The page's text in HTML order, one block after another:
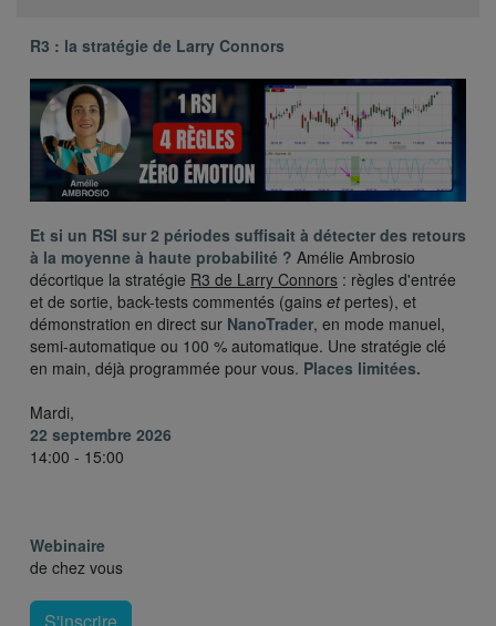
R3 : la stratégie de Larry Connors
Et si un RSI sur 2 périodes suffisait à détecter des retours
à la moyenne à haute probabilité ? Amélie Ambrosio
décortique la stratégie R3 de Larry Connors : règles d'entrée
et de sortie, back-tests commentés (gains etpertes), et
démonstration en direct sur NanoTrader, en mode manuel,
semi-automatique ou 100 % automatique. Une stratégie clé
en main, déjà programmée pour vous. Places limitées.
Mardi,
22 septembre 2026
14:00 - 15:00
Webinaire
de chez vous